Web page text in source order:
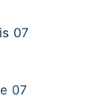
07
07